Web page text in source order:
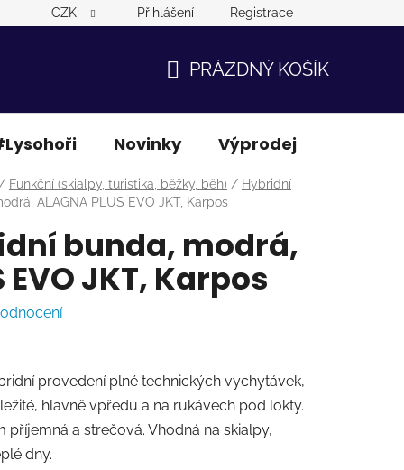
CZK Přihlášení Registrace
KOŠÍK
PRÁZDNÝ KOŠÍK
Novinky Výprodej
/ Funkční (skialpy, turistika, běžky, běh) / Hybridní
ALAGNA PLUS EVO JKT, Karpos
bunda, modrá,
EVO JKT, Karpos
provedení plné technických vychytávek,
hlavně vpředu a na rukávech pod lokty.
a strečová. Vhodná na skialpy,
dny.